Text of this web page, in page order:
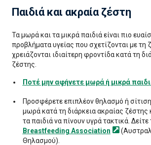
Παιδιά και ακραία ζέστη
Τα μωρά και τα μικρά παιδιά είναι πιο
προβλήματα υγείας που σχετίζονται με τη
χρειάζονται ιδιαίτερη φροντίδα κατά τη
ζέστης.
Ποτέ μην αφήνετε μωρά ή μικρά
Προσφέρετε επιπλέον θηλασμό ή
μωρά κατά τη διάρκεια ακραίας ζέστης
τα παιδιά να πίνουν υγρά τακτικά. Δείτε
Breastfeeding Association
Θηλασμού).